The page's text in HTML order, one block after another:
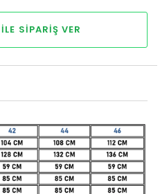
SIPARIŞ VER